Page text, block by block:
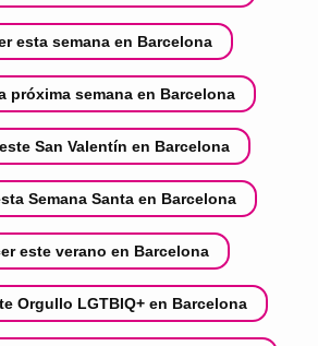
esta semana en Barcelona
próxima semana en Barcelona
San Valentín en Barcelona
Semana Santa en Barcelona
este verano en Barcelona
Orgullo LGTBIQ+ en Barcelona